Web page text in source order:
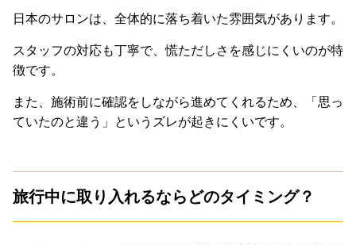
日本のサロンは、全体的に落ち着いた雰囲気があります。
スタッフの対応も丁寧で、慌ただしさを感じにくいのが特
徴です。
また、施術前に確認をしながら進めてくれるため、「思っ
ていたのと違う」というズレが起きにくいです。
旅行中に取り入れるならどのタイミング？